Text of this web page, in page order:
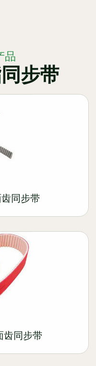
品
步带
同步带
齿同步带